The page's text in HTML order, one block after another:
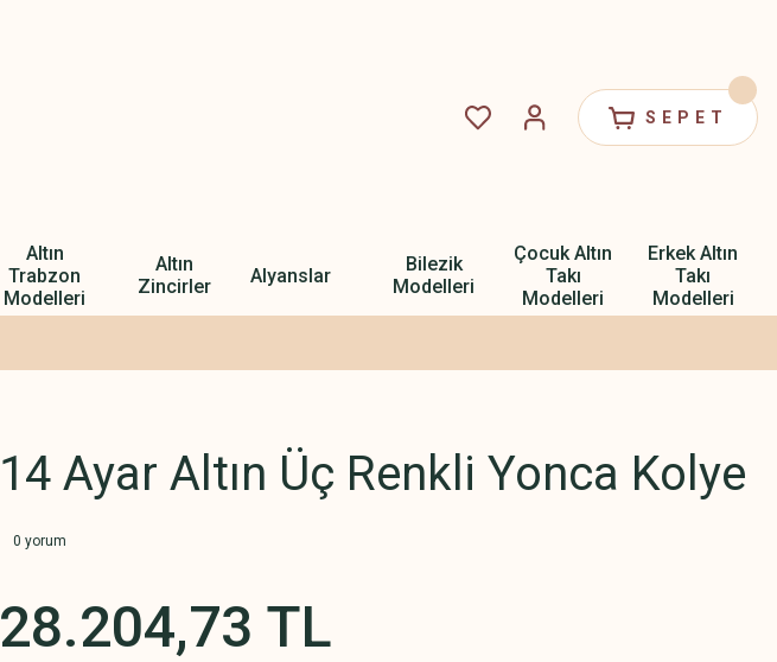
SEPET
Altın
Trabzon
Modelleri
Altın
Zincirler
Alyanslar
Bilezik
Modelleri
Çocuk Altın
Takı
Modelleri
Erkek Altın
Takı
Modelleri
14 Ayar Altın Üç Renkli Yonca Kolye
0 yorum
28.204,73 TL